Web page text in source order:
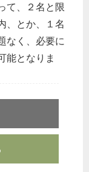
て、２名と限
、とか、１名
なく、必要に
能となりま